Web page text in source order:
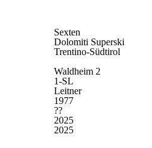
Sexten
Dolomiti Superski
Trentino-Südtirol
Waldheim 2
1-SL
Leitner
1977
??
2025
2025